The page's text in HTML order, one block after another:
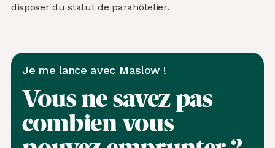
disposer du statut de parahôtelier.
Je me lance avec Maslow !
Vous ne savez pas
combienvous